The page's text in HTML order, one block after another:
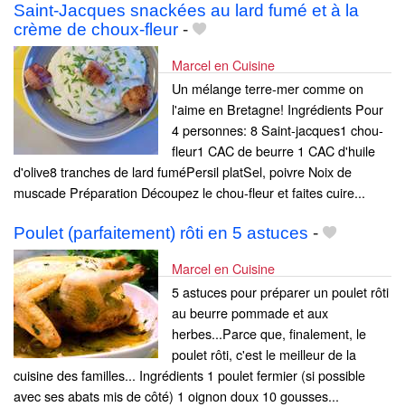
Saint-Jacques snackées au lard fumé et à la
crème de choux-fleur -
Marcel en Cuisine
Un mélange terre-mer comme on
l'aime en Bretagne! Ingrédients Pour
4 personnes: 8 Saint-jacques1 chou-
fleur1 CAC de beurre 1 CAC d'huile
d'olive8 tranches de lard fuméPersil platSel, poivre Noix de
muscade Préparation Découpez le chou-fleur et faites cuire...
Poulet (parfaitement) rôti en 5 astuces -
Marcel en Cuisine
5 astuces pour préparer un poulet rôti
au beurre pommade et aux
herbes...Parce que, finalement, le
poulet rôti, c'est le meilleur de la
cuisine des familles... Ingrédients 1 poulet fermier (si possible
avec ses abats mis de côté) 1 oignon doux 10 gousses...